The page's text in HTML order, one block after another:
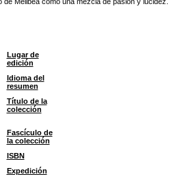
Lugar de
edición
Idioma del
resumen
Título de la
colección
Fascículo de
la colección
ISBN
Expedición